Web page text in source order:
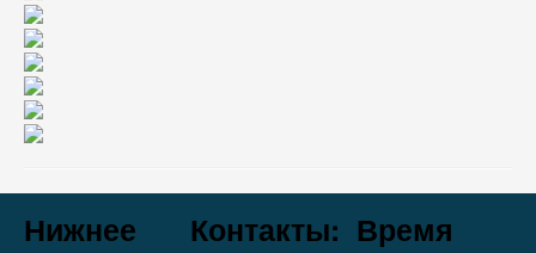
Нижнее
Контакты: Время